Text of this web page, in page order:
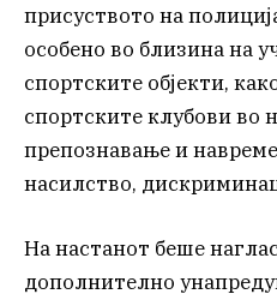
присуството на
особено во близина на
спортските објекти,
спортските клубови во
препознавање и
насилство,
На настанот беше
дополнително